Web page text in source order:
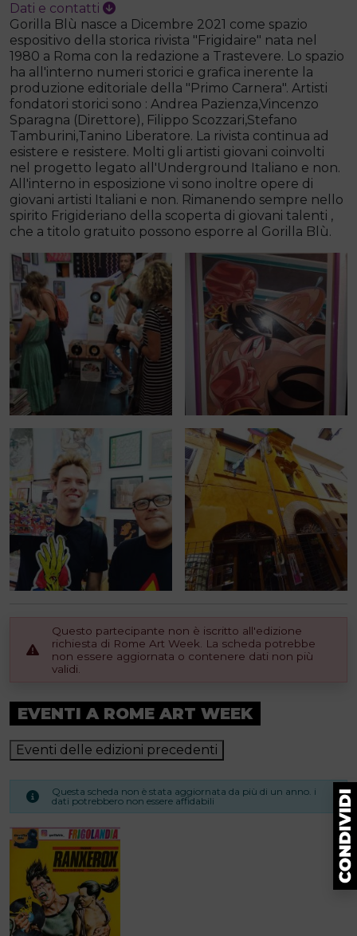
Dati e contatti
Gorilla Blù nasce a Dicembre 2021 come spazio
espositivo della storica rivista "Frigidaire" nata nel
1980 a Roma con la redazione a Trastevere. Lo spazio
ha all'interno numeri storici e grafica inerente la
produzione editoriale della "Primo Carnera". Artisti
fondatori storici sono : Andrea Pazienza,Vincenzo
Sparagna (Direttore), Filippo Scozzari,Stefano
Tamburini,Tanino Liberatore. La rivista continua ad
esistere e resistere. Molti gli artisti giovani coinvolti
nel progetto legato all'Underground Italiano e non.
All'interno in esposizione vi sono inoltre opere di
giovani artisti Italiani e non. Rimanendo sempre nello
spirito Frigideriano della scoperta di giovani talenti ,
che a titolo gratuito possono esporre al Gorilla Blù.
Questo partecipante non è iscritto all'edizione
richiesta di Rome Art Week. La scheda potrebbe
non essere aggiornata o contenere dati non più
validi.
EVENTI A ROME ART WEEK
Eventi delle edizioni precedenti
Questa scheda non è stata aggiornata da più di un anno. i
dati potrebbero non essere affidabili